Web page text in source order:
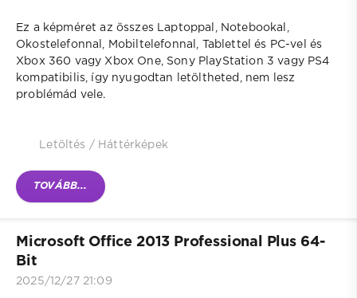
Ez a képméret az összes Laptoppal, Notebookal,
Okostelefonnal, Mobiltelefonnal, Tablettel és PC-vel és
Xbox 360 vagy Xbox One, Sony PlayStation 3 vagy PS4
kompatibilis, így nyugodtan letöltheted, nem lesz
problémád vele.
Letöltés / Háttérképek
TOVÁBB...
Microsoft Office 2013 Professional Plus 64-
Bit
2025/12/27 21:09